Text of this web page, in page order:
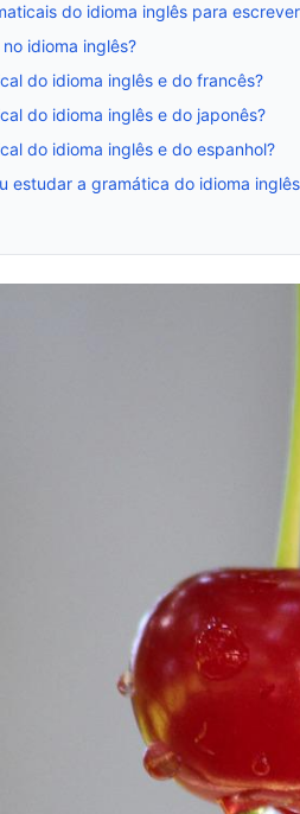
do idioma inglês para
idioma inglês?
do idioma inglês e do francês?
do idioma inglês e do japonês?
do idioma inglês e do espanhol?
estudar a gramática do idioma inglês